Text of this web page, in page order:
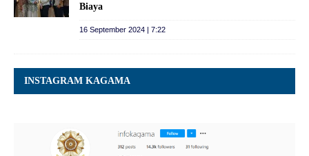
Biaya
16 September 2024 | 7:22
INSTAGRAM KAGAMA